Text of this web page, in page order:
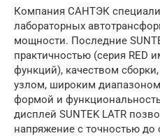
Компания САНТЭК
лабораторных
мощности. Последние
практичностью (серия RED
функций), качеством
узлом, широким
формой и
дисплей SUNTEK LATR
напряжение с точностью до